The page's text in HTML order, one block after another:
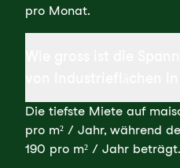
pro Monat.
Die tiefste Miete auf
pro m² / Jahr, während
190 pro m² / Jahr beträgt.